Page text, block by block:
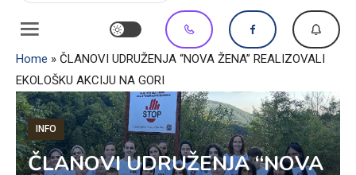
Home » ČLANOVI UDRUŽENJA “NOVA ŽENA” REALIZOVALI
EKOLOŠKU AKCIJU NA GORI
INFO
ČLANOVI UDRUŽENJA “NOVA